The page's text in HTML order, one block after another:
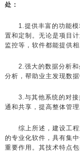
处：
1.提供丰富的功能模
置和定制。无论是项目
监控等，软件都能提供相
2.强大的数据分析和
分析，帮助业主发现数
3.与其他系统的对接
通和共享，提高整体管理
综上所述，建设工程
的专业化软件，具有集
重要作用。其技术特点